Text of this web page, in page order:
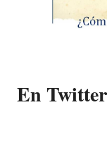
En Twitter